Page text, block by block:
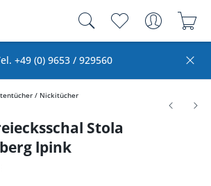
+49 (0) 9653 / 929560
/ Nickitücher
Stola
lpink